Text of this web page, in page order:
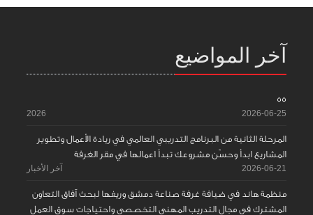
آخر المواضيع
55
2026-06-25
2026
المرحلة الثانية من البرنامج التدريبي العالمي في ريادة الأعمال وتطوير
المشاريع ابدأ وحسّن مشروعك تبدأ اعمالها في مقر الغرفة
2026-06-21 آخر الأخبار
منظمة هاند في ضيافة غرفة صناعة دمشق وريفها لبحث آفاق التعاون
المشترك في مجال التدريب المهني التخصصي واحتياجات سوق العمل